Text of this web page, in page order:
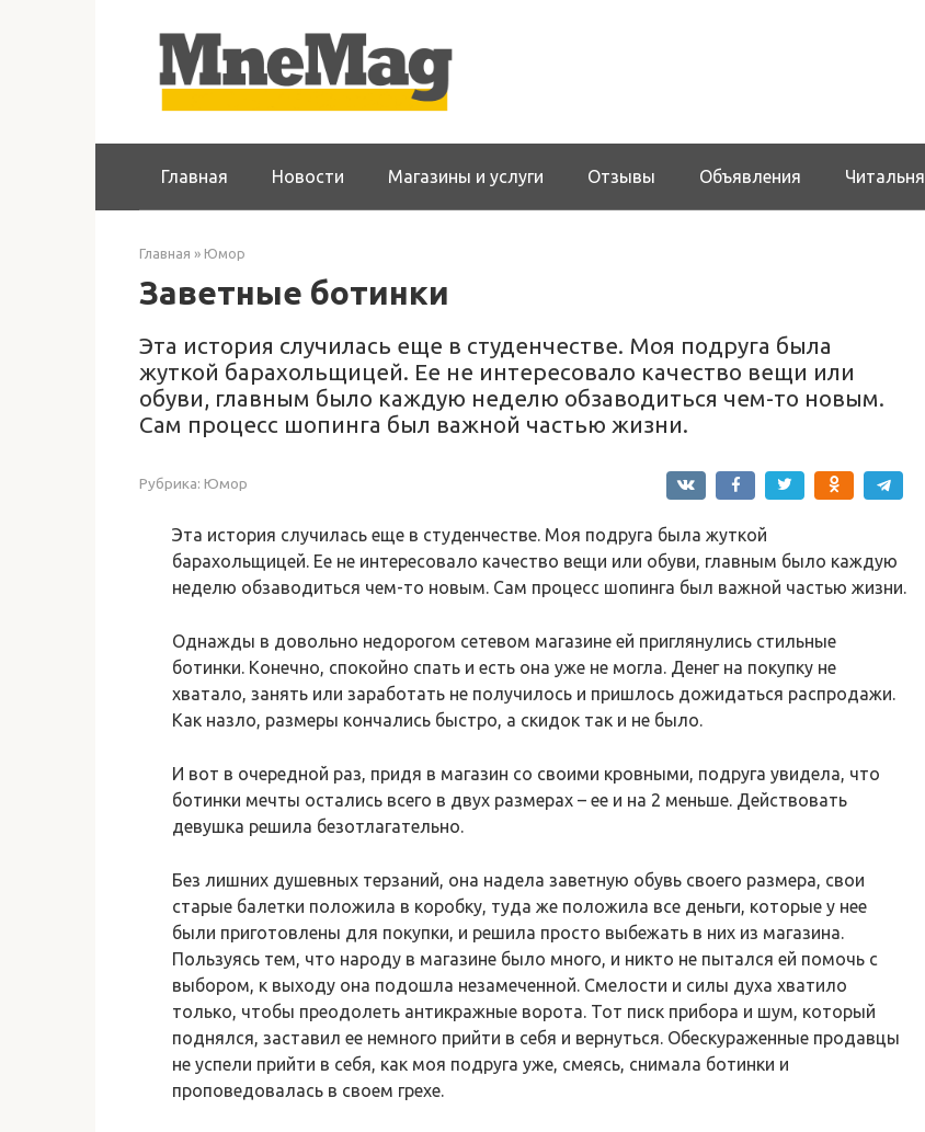
Главная Новости Магазины и услуги Отзывы Объявления Читальня
Главная » Юмор
Заветные ботинки
Эта история случилась еще в студенчестве. Моя подруга была
жуткой барахольщицей. Ее не интересовало качество вещи или
обуви, главным было каждую неделю обзаводиться чем-то новым.
Сам процесс шопинга был важной частью жизни.
Рубрика: Юмор
Эта история случилась еще в студенчестве. Моя подруга была жуткой
барахольщицей. Ее не интересовало качество вещи или обуви, главным было каждую
неделю обзаводиться чем-то новым. Сам процесс шопинга был важной частью жизни.
Однажды в довольно недорогом сетевом магазине ей приглянулись стильные
ботинки. Конечно, спокойно спать и есть она уже не могла. Денег на покупку не
хватало, занять или заработать не получилось и пришлось дожидаться распродажи.
Как назло, размеры кончались быстро, а скидок так и не было.
И вот в очередной раз, придя в магазин со своими кровными, подруга увидела, что
ботинки мечты остались всего в двух размерах – ее и на 2 меньше. Действовать
девушка решила безотлагательно.
Без лишних душевных терзаний, она надела заветную обувь своего размера, свои
старые балетки положила в коробку, туда же положила все деньги, которые у нее
были приготовлены для покупки, и решила просто выбежать в них из магазина.
Пользуясь тем, что народу в магазине было много, и никто не пытался ей помочь с
выбором, к выходу она подошла незамеченной. Смелости и силы духа хватило
только, чтобы преодолеть антикражные ворота. Тот писк прибора и шум, который
поднялся, заставил ее немного прийти в себя и вернуться. Обескураженные продавцы
не успели прийти в себя, как моя подруга уже, смеясь, снимала ботинки и
проповедовалась в своем грехе.